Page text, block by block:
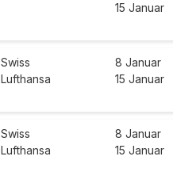
15 Januar
Swiss
Lufthansa
8 Januar
15 Januar
Swiss
Lufthansa
8 Januar
15 Januar